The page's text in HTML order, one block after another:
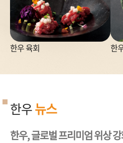
한우 육회 한
한우뉴스
한우, 글로벌 프리미엄 위상